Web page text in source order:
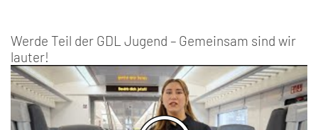
Werde Teil der GDL Jugend – Gemeinsam sind wir
lauter!